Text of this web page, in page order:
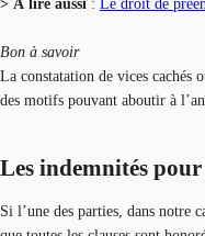
> À lire aussi : Le droit de
Bon à savoir
La constatation de vices cachés
des motifs pouvant aboutir à
Les indemnités
Si l’une des parties, dans notre